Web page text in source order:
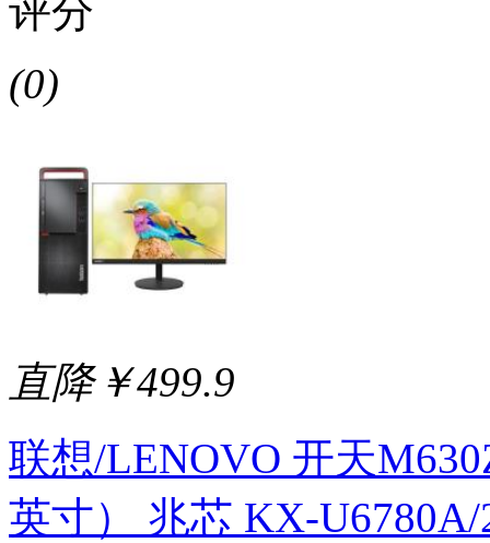
评分
(0)
直降￥499.9
联想/LENOVO 开天
英寸） 兆芯 KX-